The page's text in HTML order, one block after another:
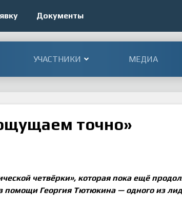
Документы
УЧАСТНИКИ МЕДИА
точно»
четвёрки», которая пока ещё
помощи Георгия Тютюкина — одного из